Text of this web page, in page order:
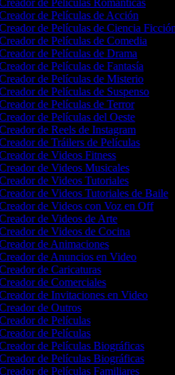
de Películas Románticas
de Películas de Acción
de Películas de Ciencia Ficción
de Películas de Comedia
de Películas de Drama
de Películas de Fantasía
de Películas de Misterio
de Películas de Suspenso
de Películas de Terror
de Películas del Oeste
de Reels de Instagram
de Tráilers de Películas
de Videos Fitness
de Videos Musicales
de Videos Tutoriales
de Videos Tutoriales de Baile
de Videos con Voz en Off
de Videos de Arte
de Videos de Cocina
de Animaciones
de Anuncios en Video
de Caricaturas
de Comerciales
de Invitaciones en Video
de Outros
de Películas
de Películas
de Películas Biográficas
de Películas Biográficas
de Películas Familiares